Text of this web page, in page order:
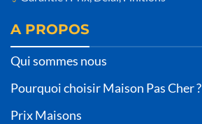
A PROPOS
Qui sommes nous
Pourquoi choisir Maison Pas Cher ?
Prix Maisons